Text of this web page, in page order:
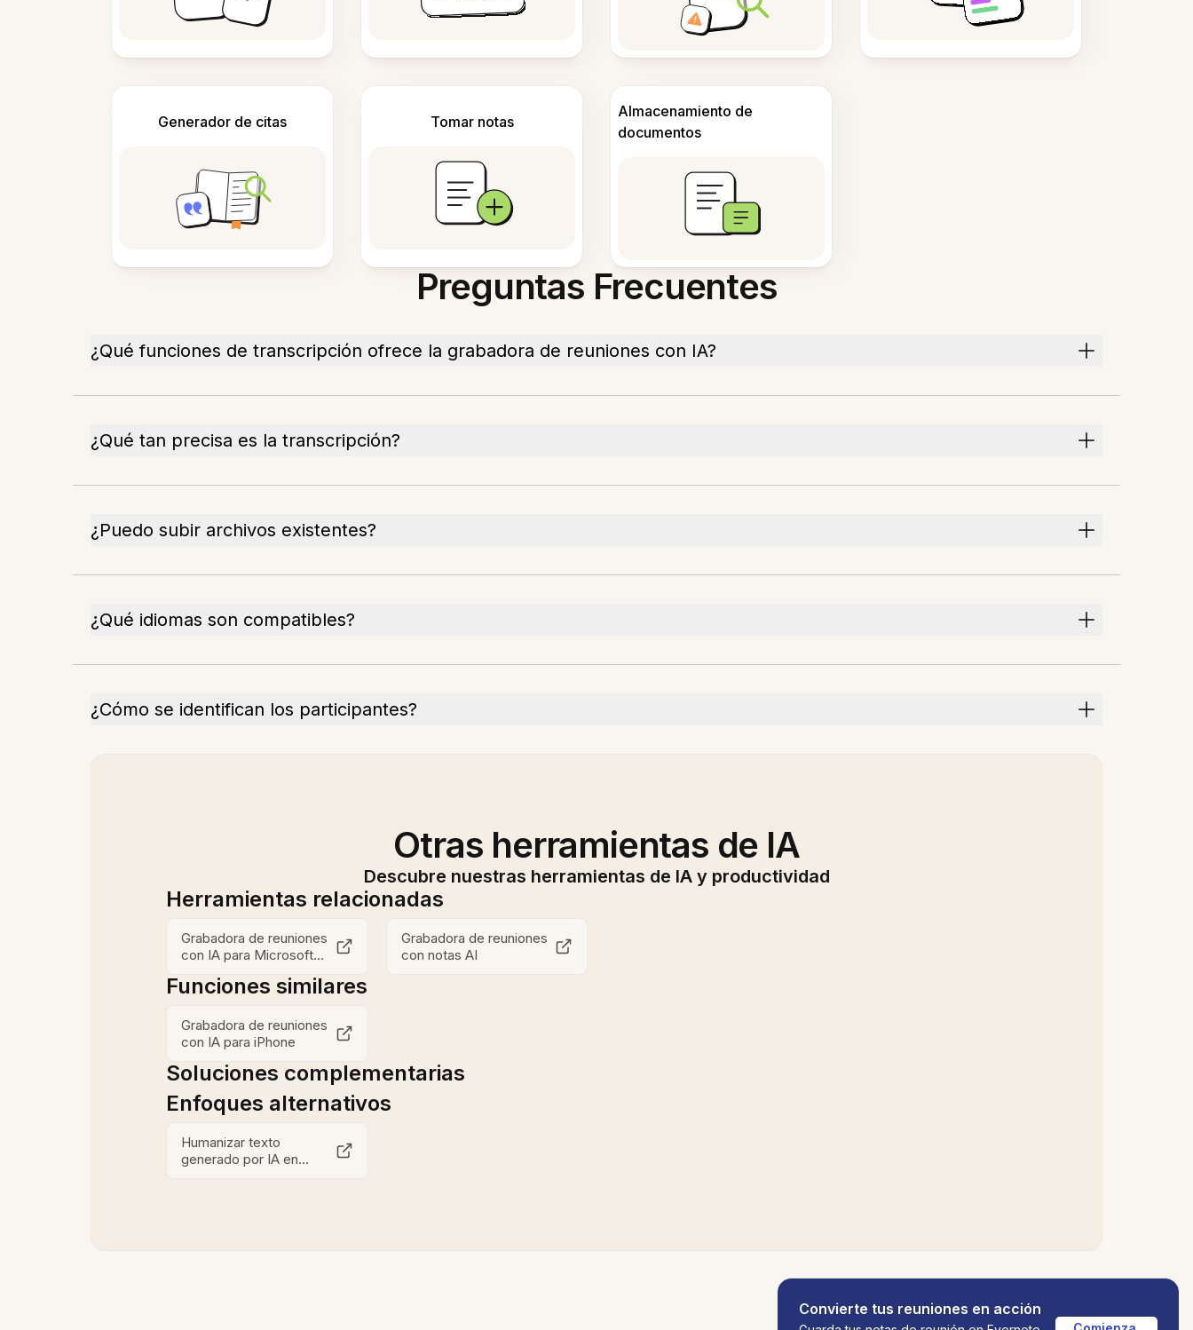
Generador de citas Tomar notas
Almacenamiento de
documentos
Preguntas Frecuentes
¿Qué funciones de transcripción ofrece la grabadora de reuniones con IA?
¿Qué tan precisa es la transcripción?
¿Puedo subir archivos existentes?
¿Qué idiomas son compatibles?
¿Cómo se identifican los participantes?
Otras herramientas de IA
Descubre nuestras herramientas de IA y productividad
Herramientas relacionadas
Grabadora de reuniones
con IA para Microsoft
Grabadora de reuniones
con notas AI
Funciones similares
Grabadora de reuniones
con IA para iPhone
Soluciones complementarias
Enfoques alternativos
Humanizar texto
generado por IA en
Convierte tus reuniones en acción